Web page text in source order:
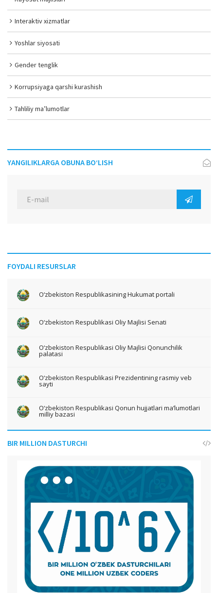
Interaktiv xizmatlar
Yoshlar siyosati
Gender tenglik
Korrupsiyaga qarshi kurashish
Tahliliy ma’lumotlar
YANGILIKLARGA OBUNA BO‘LISH
FOYDALI RESURSLAR
O‘zbekiston Respublikasining Hukumat portali
O‘zbekiston Respublikasi Oliy Majlisi Senati
O‘zbekiston Respublikasi Oliy Majlisi Qonunchilik
palatasi
O‘zbekiston Respublikasi Prezidentining rasmiy veb
sayti
O‘zbekiston Respublikasi Qonun hujjatlari ma’lumotlari
milliy bazasi
BIR MILLION DASTURCHI